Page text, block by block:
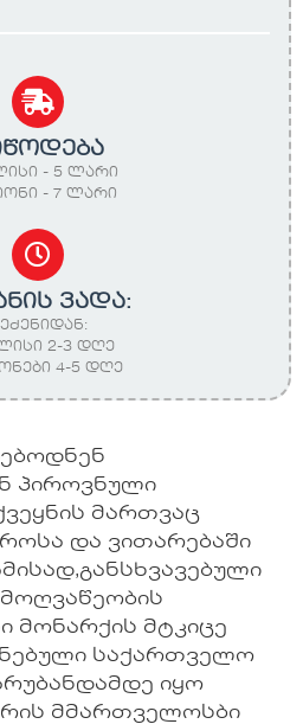
- 5 ლარი
- 7 ლარი
ვადა:
2-3 დღე
4-5 დღე
პიროვნული
მართვაც
და ვითარებაში
მონარქის მტკიცე
საქართველო
იყო
მმართველოსბი